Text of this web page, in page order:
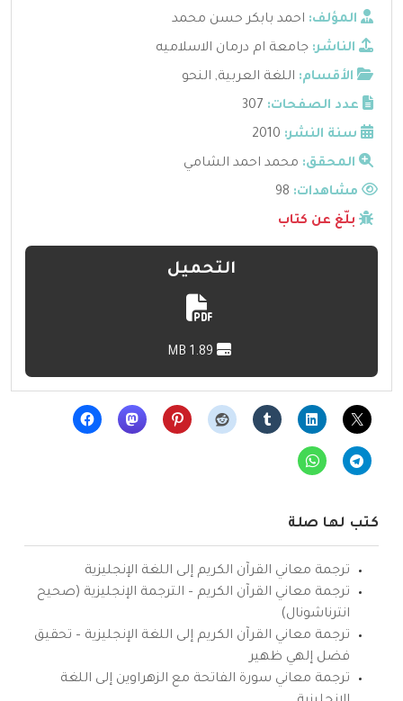
المؤلف: احمد بابكر حسن محمد
الناشر: جامعة ام درمان الاسلاميه
الأقسام: اللغة العربية, النحو
عدد الصفحات: 307
سنة النشر: 2010
المحقق: محمد احمد الشامي
مشاهدات:
بلّغ عن كتاب
التحميل
كتب لها صلة
ترجمة معاني القرآن الكريم إلى اللغة الإنجليزية
ترجمة معاني القرآن الكريم – الترجمة الإنجليزية (صحيح
انترناشونال)
ترجمة معاني القرآن الكريم إلى اللغة الإنجليزية – تحقيق
فضل إلهي ظهير
ترجمة معاني سورة الفاتحة مع الزهراوين إلى اللغة